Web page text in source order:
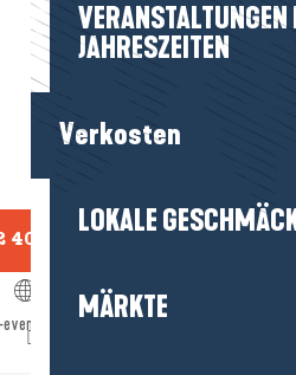
JAHRESZEITEN
Verkosten
LOKALE
MÄRKTE
40 11 51
evenements.com